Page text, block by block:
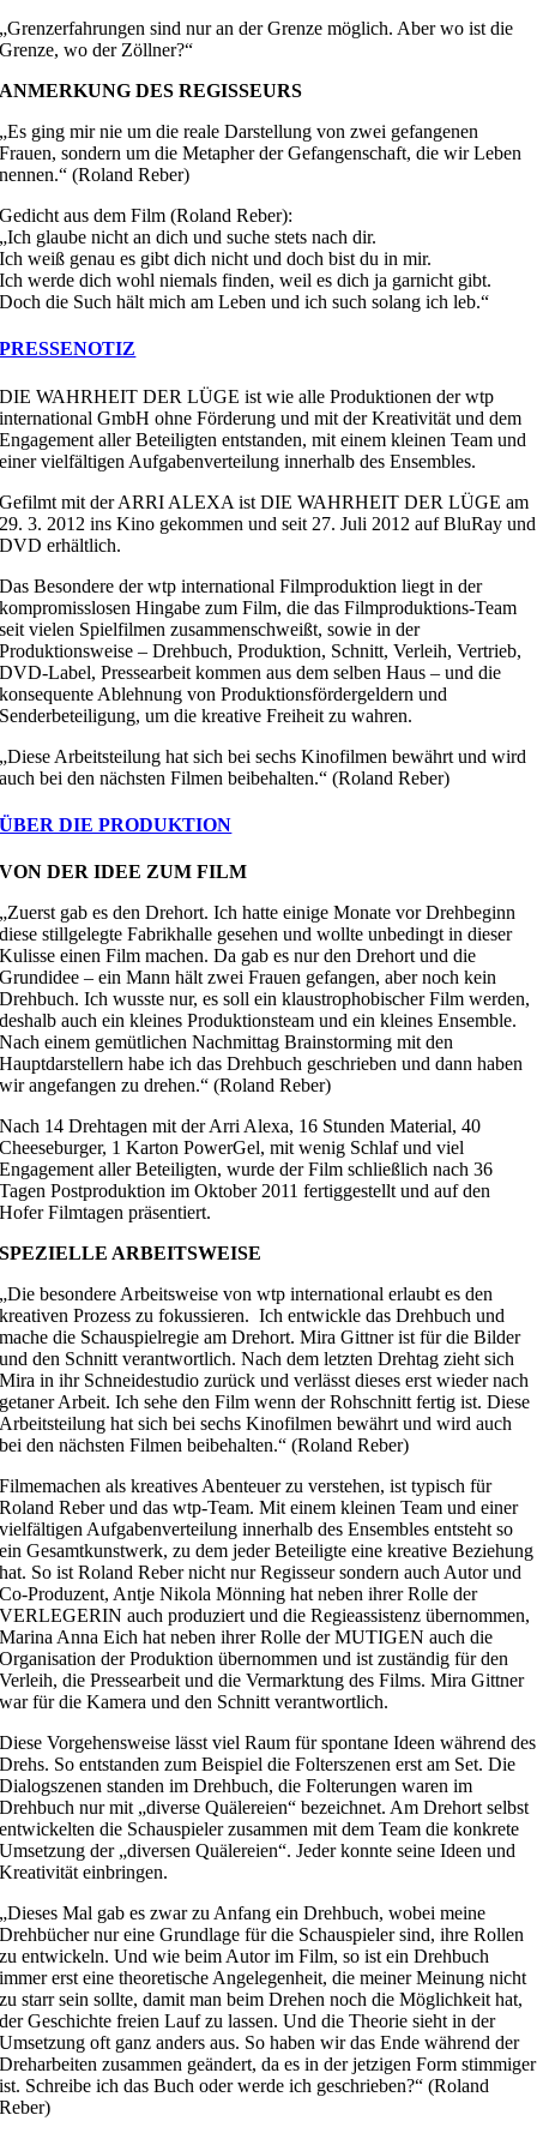
„Grenzerfahrungen sind nur an der Grenze möglich. Aber wo ist die
Grenze, wo der Zöllner?“
ANMERKUNG DES REGISSEURS
„Es ging mir nie um die reale Darstellung von zwei gefangenen
Frauen, sondern um die Metapher der Gefangenschaft, die wir Leben
nennen.“ (Roland Reber)
Gedicht aus dem Film (Roland Reber):
„Ich glaube nicht an dich und suche stets nach dir.
Ich weiß genau es gibt dich nicht und doch bist du in mir.
Ich werde dich wohl niemals finden, weil es dich ja garnicht gibt.
Doch die Such hält mich am Leben und ich such solang ich leb.“
PRESSENOTIZ
DIE WAHRHEIT DER LÜGE ist wie alle Produktionen der wtp
international GmbH ohne Förderung und mit der Kreativität und dem
Engagement aller Beteiligten entstanden, mit einem kleinen Team und
einer vielfältigen Aufgabenverteilung innerhalb des Ensembles.
Gefilmt mit der ARRI ALEXA ist DIE WAHRHEIT DER LÜGE am
29. 3. 2012 ins Kino gekommen und seit 27. Juli 2012 auf BluRay und
DVD erhältlich.
Das Besondere der wtp international Filmproduktion liegt in der
kompromisslosen Hingabe zum Film, die das Filmproduktions-Team
seit vielen Spielfilmen zusammenschweißt, sowie in der
Produktionsweise – Drehbuch, Produktion, Schnitt, Verleih, Vertrieb,
DVD-Label, Pressearbeit kommen aus dem selben Haus – und die
konsequente Ablehnung von Produktionsfördergeldern und
Senderbeteiligung, um die kreative Freiheit zu wahren.
„Diese Arbeitsteilung hat sich bei sechs Kinofilmen bewährt und wird
auch bei den nächsten Filmen beibehalten.“ (Roland Reber)
ÜBER DIE PRODUKTION
VON DER IDEE ZUM FILM
„Zuerst gab es den Drehort. Ich hatte einige Monate vor Drehbeginn
diese stillgelegte Fabrikhalle gesehen und wollte unbedingt in dieser
Kulisse einen Film machen. Da gab es nur den Drehort und die
Grundidee – ein Mann hält zwei Frauen gefangen, aber noch kein
Drehbuch. Ich wusste nur, es soll ein klaustrophobischer Film werden,
deshalb auch ein kleines Produktionsteam und ein kleines Ensemble.
Nach einem gemütlichen Nachmittag Brainstorming mit den
Hauptdarstellern habe ich das Drehbuch geschrieben und dann haben
wir angefangen zu drehen.“ (Roland Reber)
Nach 14 Drehtagen mit der Arri Alexa, 16 Stunden Material, 40
Cheeseburger, 1 Karton PowerGel, mit wenig Schlaf und viel
Engagement aller Beteiligten, wurde der Film schließlich nach 36
Tagen Postproduktion im Oktober 2011 fertiggestellt und auf den
Hofer Filmtagen präsentiert.
SPEZIELLE ARBEITSWEISE
„Die besondere Arbeitsweise von wtp international erlaubt es den
kreativen Prozess zu fokussieren. Ich entwickle das Drehbuch und
mache die Schauspielregie am Drehort. Mira Gittner ist für die Bilder
und den Schnitt verantwortlich. Nach dem letzten Drehtag zieht sich
Mira in ihr Schneidestudio zurück und verlässt dieses erst wieder nach
getaner Arbeit. Ich sehe den Film wenn der Rohschnitt fertig ist. Diese
Arbeitsteilung hat sich bei sechs Kinofilmen bewährt und wird auch
bei den nächsten Filmen beibehalten.“ (Roland Reber)
Filmemachen als kreatives Abenteuer zu verstehen, ist typisch für
Roland Reber und das wtp-Team. Mit einem kleinen Team und einer
vielfältigen Aufgabenverteilung innerhalb des Ensembles entsteht so
ein Gesamtkunstwerk, zu dem jeder Beteiligte eine kreative Beziehung
hat. So ist Roland Reber nicht nur Regisseur sondern auch Autor und
Co-Produzent, Antje Nikola Mönning hat neben ihrer Rolle der
VERLEGERIN auch produziert und die Regieassistenz übernommen,
Marina Anna Eich hat neben ihrer Rolle der MUTIGEN auch die
Organisation der Produktion übernommen und ist zuständig für den
Verleih, die Pressearbeit und die Vermarktung des Films. Mira Gittner
war für die Kamera und den Schnitt verantwortlich.
Diese Vorgehensweise lässt viel Raum für spontane Ideen während des
Drehs. So entstanden zum Beispiel die Folterszenen erst am Set. Die
Dialogszenen standen im Drehbuch, die Folterungen waren im
Drehbuch nur mit „diverse Quälereien“ bezeichnet. Am Drehort selbst
entwickelten die Schauspieler zusammen mit dem Team die konkrete
Umsetzung der „diversen Quälereien“. Jeder konnte seine Ideen und
Kreativität einbringen.
„Dieses Mal gab es zwar zu Anfang ein Drehbuch, wobei meine
Drehbücher nur eine Grundlage für die Schauspieler sind, ihre Rollen
zu entwickeln. Und wie beim Autor im Film, so ist ein Drehbuch
immer erst eine theoretische Angelegenheit, die meiner Meinung nicht
zu starr sein sollte, damit man beim Drehen noch die Möglichkeit hat,
der Geschichte freien Lauf zu lassen. Und die Theorie sieht in der
Umsetzung oft ganz anders aus. So haben wir das Ende während der
Dreharbeiten zusammen geändert, da es in der jetzigen Form stimmiger
ist. Schreibe ich das Buch oder werde ich geschrieben?“ (Roland
Reber)